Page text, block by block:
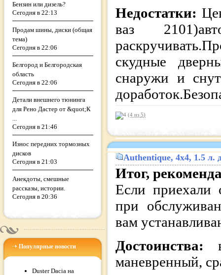
Бензин или дизель?
Сегодня в 22:13
Продам шины, диски (общая
тема)
Сегодня в 22:06
Белгород и Белгородская
область
Сегодня в 22:06
Детали внешнего тюнинга
для Рено Дастер от &quot;К
...
Сегодня в 21:46
Износ передних тормозных
дисков
Сегодня в 21:03
Анекдоты, смешные
рассказы, истории.
Сегодня в 20:36
Популярные новости
Duster Dacia на
Недостатки:
ваз
скудные
снаружи и
(4 из 5)
Authentique, 4x4, 1.5 л.
Итог,
Если приехали
при
вам
Достоинства:
маневренный,